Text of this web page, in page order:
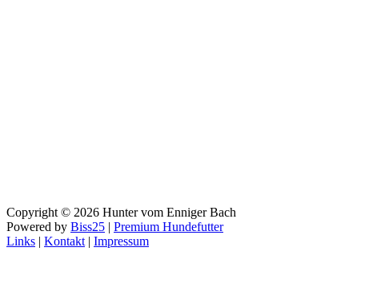
Copyright © 2026 Hunter vom Enniger Bach
Powered by Biss25 | Premium Hundefutter
Links | Kontakt | Impressum